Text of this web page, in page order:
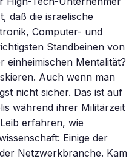
daß die israelische
Computer- und
Standbeinen von
einheimischen Mentalität?
Auch wenn man
nicht sicher. Das ist auf
während ihrer Militärzeit
erfahren, wie
Einige der
Netzwerkbranche. Kam